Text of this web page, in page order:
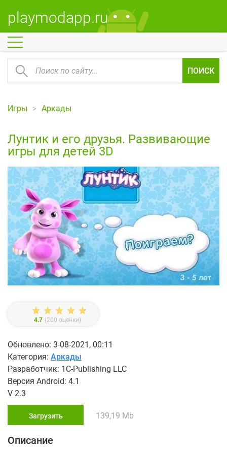
playmodapp.ru
ПОИСК
Игры Аркады
Лунтик и его друзья. Развивающие
игры для детей 3D
4.7 (200 оценки)
Обновлено: 3-08-2021, 00:11
Категория: Аркады
Разработчик: 1C-Publishing LLC
Версия Android: 4.1
V 2.3
Загрузить 139,19 Mb
Описание